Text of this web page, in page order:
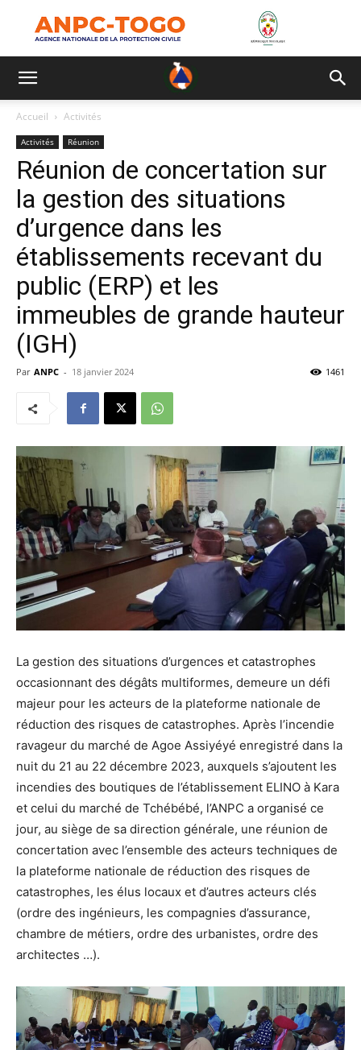
Accueil Activités
Activités Réunion
Réunion de concertation sur
la gestion des situations
d’urgence dans les
établissements recevant du
public (ERP) et les
immeubles de grande hauteur
(IGH)
Par ANPC - 18 janvier 2024 1461
La gestion des situations d’urgences et catastrophes
occasionnant des dégâts multiformes, demeure un défi
majeur pour les acteurs de la plateforme nationale de
réduction des risques de catastrophes. Après l’incendie
ravageur du marché de Agoe Assiyéyé enregistré dans la
nuit du 21 au 22 décembre 2023, auxquels s’ajoutent les
incendies des boutiques de l’établissement ELINO à Kara
et celui du marché de Tchébébé, l’ANPC a organisé ce
jour, au siège de sa direction générale, une réunion de
concertation avec l’ensemble des acteurs techniques de
la plateforme nationale de réduction des risques de
catastrophes, les élus locaux et d’autres acteurs clés
(ordre des ingénieurs, les compagnies d’assurance,
chambre de métiers, ordre des urbanistes, ordre des
architectes …).